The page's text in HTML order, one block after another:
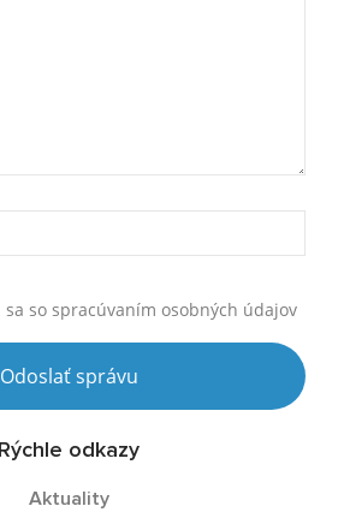
sa so spracúvaním osobných údajov
Odoslať správu
Rýchle odkazy
Aktuality